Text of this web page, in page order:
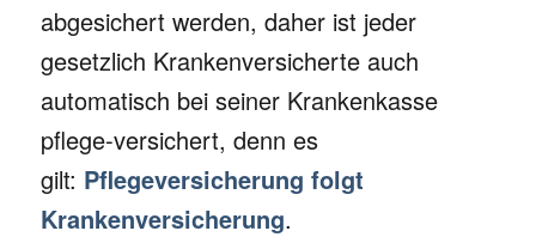
abgesichert werden, daher ist jeder
gesetzlich Krankenversicherte auch
automatisch bei seiner Krankenkasse
pflege-versichert, denn es
gilt: Pflegeversicherung folgt
Krankenversicherung.